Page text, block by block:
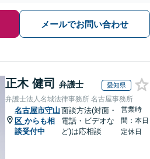
メールでお問い合わせ
正木 健司 弁護士 愛知県
弁護士法人名城法律事務所 名古屋事務所
名古屋市守山
区 からも相
談受付中
面談方法(対面・
電話・ビデオな
ど)は応相談
営業時
間：本日
定休日